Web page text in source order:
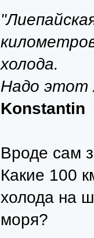
холода.
Надо этот
Konstantin
Вроде сам
Какие 100
холода на
моря?